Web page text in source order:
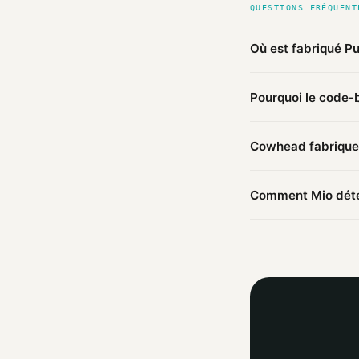
QUESTIONS
Où est fabriqué
(vérifié).
Pourquoi le
Une marque
Cowhead
ailleurs.
Comment Mio